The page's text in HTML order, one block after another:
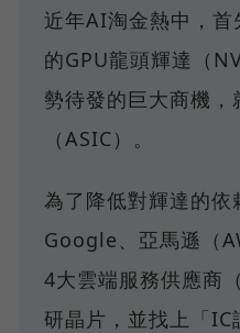
近年AI淘金熱中，首
的GPU龍頭輝達（
勢待發的巨大商機，
（ASIC）。
為了降低對輝達的依
Google、亞馬遜（
4大雲端服務供應商
研晶片，並找上「